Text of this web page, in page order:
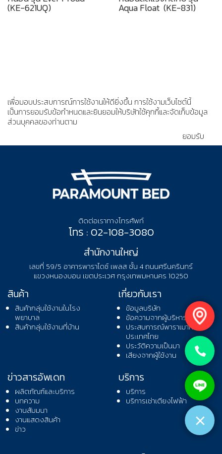
(KE-621UQ) Aqua Float (KE-831)
เพื่อมอบประสบการณ์การใช้งานให้ดียิ่งขึ้น การใช้งามเว็บไซต์นี้
เป็นการยอมรับข้อกำหนดและยินยอมให้บริษัทใช้คุกกี้และจัดเก็บข้อมูล
ส่วนบุคคลของท่านตาม
ยอมรับ
ติดต่อเราทางโทรศัพท์
โทร : 02-108-3080
สำนักงานใหญ่
เลขที่ 59/5 อาคารพาราไดซ์ เพลส ชั้น 4 ถนนศรีนครินทร์
แขวงหนองบอน เขตประเวศ กรุงเทพมหานคร 10250
สินค้า
สินค้ากลุ่มใช้งานในโรง
พยาบาล
สินค้ากลุ่มใช้งานที่บ้าน
เกี่ยวกับเรา
ข้อมูลบริษัท
ข้อความจากผู้บริหาร
ประสบการณ์พาราเมาท์ เบด
ประเทศไทย
ประวัติความเป็นมา
เสียงจากผู้ใช้งาน
ข่าวสารอัพเดท
ผลิตภัณฑ์และบริการ
บทความ
งานสัมมนา
งานแสดงสินค้า
ข่าว
บริการ
บริการ
บริการเช่าเตียงไฟฟ้า